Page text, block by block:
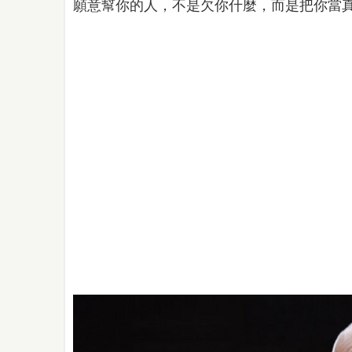
願意幫你的人，不是欠你什麼，而是把你當